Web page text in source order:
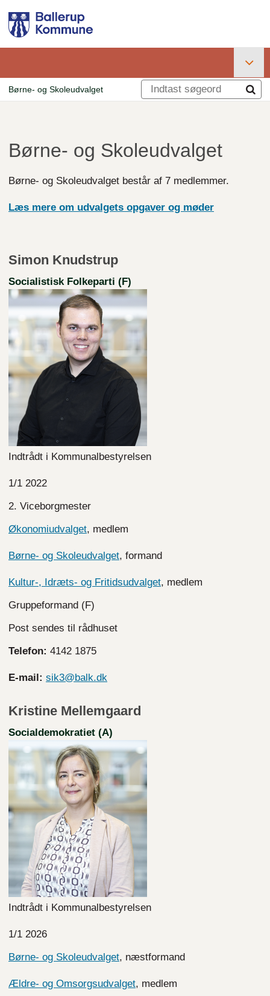
hovedindhold
Primær
navigation
Børne- og Skoleudvalget
Børne- og Skoleudvalget
Børne- og Skoleudvalget består af 7 medlemmer.
Læs mere om udvalgets opgaver og møder
Simon Knudstrup
Socialistisk Folkeparti (F)
Indtrådt i Kommunalbestyrelsen
1/1 2022
2. Viceborgmester
Økonomiudvalget, medlem
Børne- og Skoleudvalget, formand
Kultur-, Idræts- og Fritidsudvalget, medlem
Gruppeformand (F)
Post sendes til rådhuset
Telefon: 4142 1875
E-mail: sik3@balk.dk
Kristine Mellemgaard
Socialdemokratiet (A)
Indtrådt i Kommunalbestyrelsen
1/1 2026
Børne- og Skoleudvalget, næstformand
Ældre- og Omsorgsudvalget, medlem